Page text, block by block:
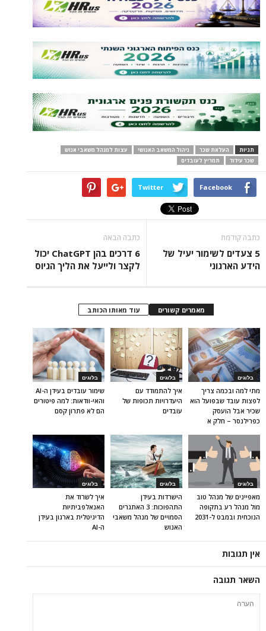
תגיות העלאת שכר ניהול המשאב האנושי
עצות למנהל משאבי אנוש
שכר עידוד
תמריץ לעובדים
Facebook
Twitter
כתבה קודמת
5 צעדים לשימור יעיל של
הידע הארגוני
כתבה הבאה
6 דרכים בהן ChatGPT יכול
לקצר ולייעל את הליך הגיוס
מאמרים קשורים עוד מאותו הכותב
בלוגים
שימור עובדים בעידן ה-AI
והאי-וודאות: למה פיטורים
הם לא פתרון קסם
בלוגים
איך להתמודד עם
היעדרויות תכופות של
עובדים
בלוגים
מתי למה ובכמה צריך
לפצות עובד שבפועל הוא
שכיר אבל הועסק
כפרילנסר – חלק א
בלוגים
איך לשרוד את
האנאלפביתיוּת
הדיגיטלית בארגון בעידן
ה-AI
בלוגים
הישרדות בעידן
התהפוכות: 3 האתגרים
הסמויים של מנהל משאבי
האנוש
בלוגים
מאפיינים של מנהל טוב
מול מנהל רע בתקופה
הנוכחית ובמבט ל-2031
אין תגובות
השאר תגובה